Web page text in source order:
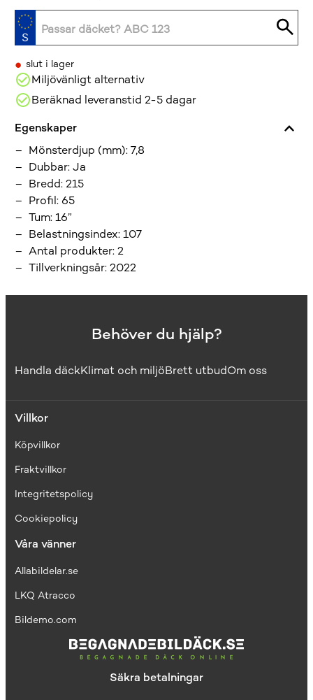
• slut i lager
Miljövänligt alternativ
Beräknad leveranstid 2-5 dagar
Egenskaper
Mönsterdjup (mm):7,8
Dubbar:Ja
Bredd:215
Profil: 65
Tum:16”
Belastningsindex:107
Antal produkter:2
Tillverkningsår:2022
Behöver du hjälp?
Handla däckKlimat och miljöBrett utbudOm oss
Villkor
Köpvillkor
Fraktvillkor
Integritetspolicy
Cookiepolicy
Våra vänner
Allabildelar.se
LKQ Atracco
Bildemo.com
Säkra betalningar